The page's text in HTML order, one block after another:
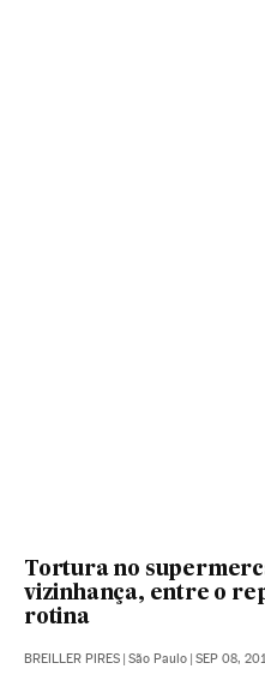
Tortura no
vizinhança, entre o
rotina
BREILLER PIRES | São Paulo | SEP 08,